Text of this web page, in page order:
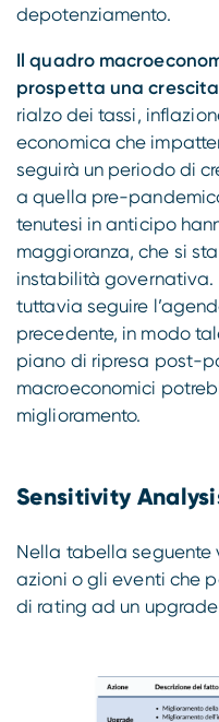
depotenziamento.
Il quadro
prospetta una
rialzo dei tassi,
economica che
seguirà un periodo di
a quella pre-
tenutesi in anticipo
maggioranza, che si
instabilità governativa.
tuttavia seguire
precedente, in modo
piano di ripresa post-
macroeconomici
miglioramento.
Sensitivity
Nella tabella seguente
azioni o gli eventi che
di rating ad un